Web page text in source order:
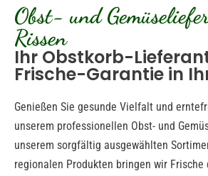
Obst- und
Rissen
Ihr Obstkorb-
Frische-Garantie in
Genießen Sie gesunde Vielfalt und
unserem professionellen Obst- und
unserem sorgfältig ausgewählten
regionalen Produkten bringen wir Frische